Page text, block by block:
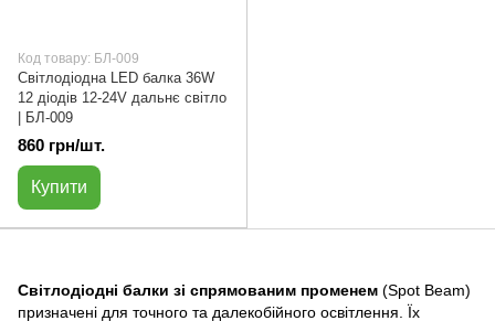
Код товару: БЛ-009
Світлодіодна LED балка 36W
12 діодів 12-24V дальнє світло
| БЛ-009
860 грн/шт.
Купити
Світлодіодні балки зі спрямованим променем (Spot Beam)
призначені для точного та далекобійного освітлення. Їх